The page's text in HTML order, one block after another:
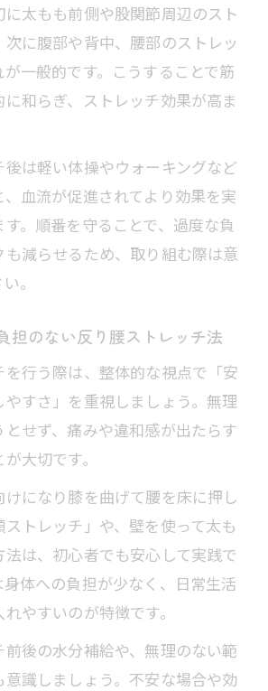
太もも前側や股関節周辺のスト
次に腹部や背中、腰部のストレッ
一般的です。こうすることで筋
和らぎ、ストレッチ効果が高ま
後は軽い体操やウォーキングなど
血流が促進されてより効果を実
。順番を守ることで、過度な負
減らせるため、取り組む際は意
。
担のない反り腰ストレッチ法
行う際は、整体的な視点で「安
すさ」を重視しましょう。無理
せず、痛みや違和感が出たらす
大切です。
になり膝を曲げて腰を床に押し
トレッチ」や、壁を使って太も
は、初心者でも安心して実践で
体への負担が少なく、日常生活
やすいのが特徴です。
前後の水分補給や、無理のない範
識しましょう。不安な場合や効